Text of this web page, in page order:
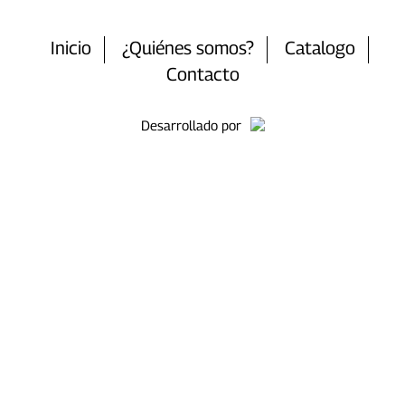
Inicio ¿Quiénes somos?
Catalogo
Contacto
Desarrollado por